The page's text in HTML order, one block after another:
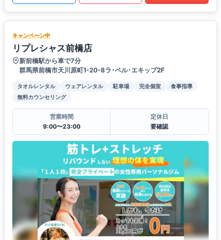
キャンペーン中
リプレシャス前橋店
新前橋駅から車で7分
群馬県前橋市天川原町1-20-8ラ･ベル･エキップ2F
タオルレンタル ウェアレンタル 駐車場 完全個室
食事指導
無料カウンセリング
営業時間
9:00〜23:00
定休日
要確認